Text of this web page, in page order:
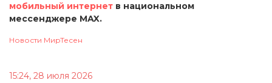
мобильный интернет в национальном
мессенджере MAX.
Новости МирТесен
15:24, 28 июля 2026